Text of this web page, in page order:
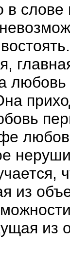
в
любовь
из
из